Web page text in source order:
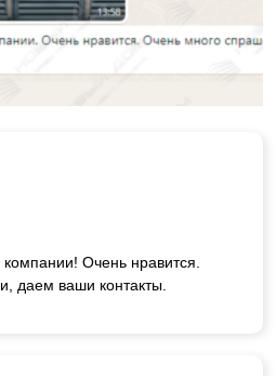
Очень нравится.
даем ваши контакты.